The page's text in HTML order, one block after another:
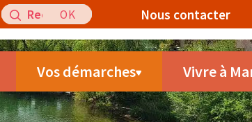
Recherche
pour
:
Nous contacter
Vos démarches Vivre à